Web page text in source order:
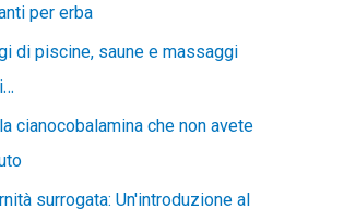
per erba
di piscine, saune e massaggi
cianocobalamina che non avete
surrogata: Un'introduzione al